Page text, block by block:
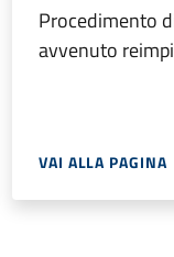
Procedimento
avvenuto
VAI ALLA PAGINA